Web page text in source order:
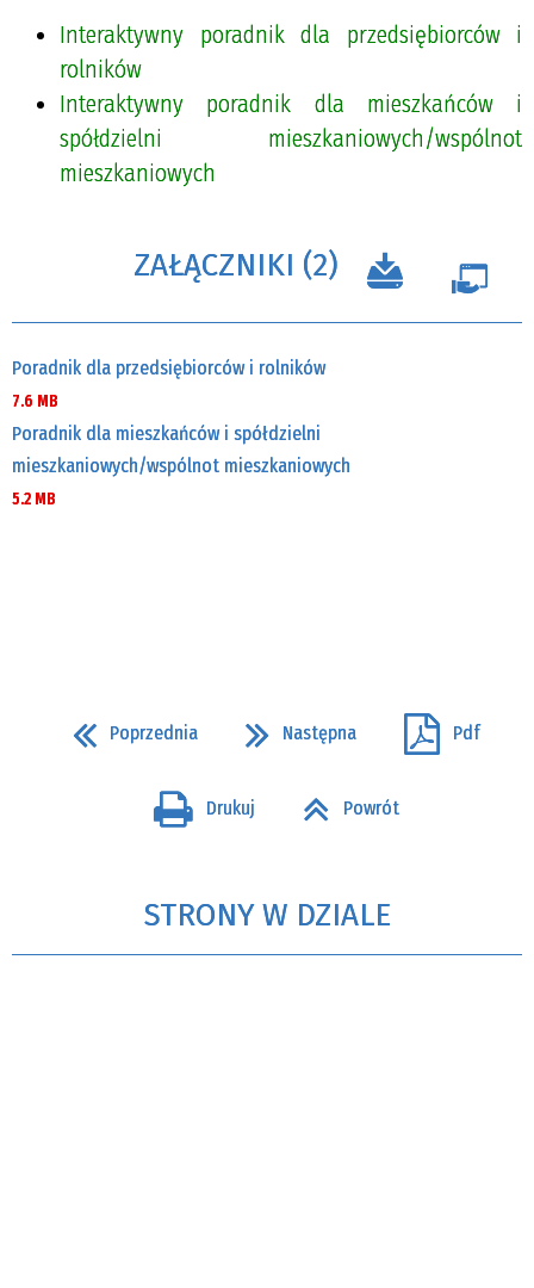
Interaktywny poradnik dla przedsiębiorców i
rolników
Interaktywny poradnik dla mieszkańców i
spółdzielni mieszkaniowych/wspólnot
mieszkaniowych
ZAŁĄCZNIKI (2)
Poradnik dla przedsiębiorców i rolników
7.6 MB
Poradnik dla mieszkańców i spółdzielni
mieszkaniowych/wspólnot mieszkaniowych
5.2 MB
Poprzednia Następna Pdf
Drukuj Powrót
STRONY W DZIALE